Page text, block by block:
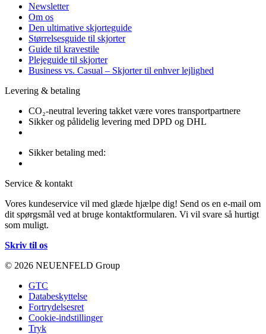
Newsletter
Om os
Den ultimative skjorteguide
Størrelsesguide til skjorter
Guide til kravestile
Plejeguide til skjorter
Business vs. Casual – Skjorter til enhver lejlighed
Levering & betaling
CO₂-neutral levering takket være vores transportpartnere
Sikker og pålidelig levering med DPD og DHL
Sikker betaling med:
Service & kontakt
Vores kundeservice vil med glæde hjælpe dig! Send os en e-mail om
dit spørgsmål ved at bruge kontaktformularen. Vi vil svare så hurtigt
som muligt.
Skriv til os
© 2026 NEUENFELD Group
GTC
Databeskyttelse
Fortrydelsesret
Cookie-indstillinger
Tryk